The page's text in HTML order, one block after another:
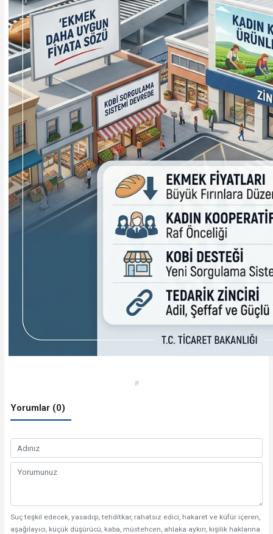
#
Yorumlar (0)
Suç teşkil edecek, yasadışı, tehditkar, rahatsız edici, hakaret ve küfür içeren,
aşağılayıcı, küçük düşürücü, kaba, müstehcen, ahlaka aykırı, kişilik haklarına